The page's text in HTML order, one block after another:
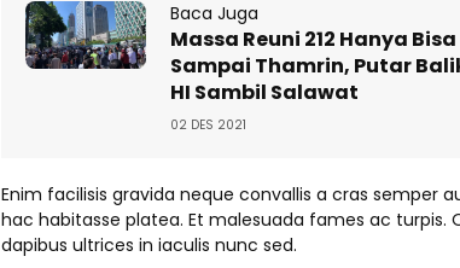
Baca Juga
Massa Reuni 212 Hanya Bisa
Sampai Thamrin, Putar
HI Sambil Salawat
02 DES 2021
Enim facilisis gravida neque convallis a cras semper
hac habitasse platea. Et malesuada fames ac turpis.
dapibus ultrices in iaculis nunc sed.